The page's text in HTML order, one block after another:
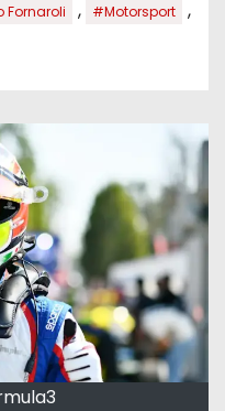
Fornaroli , #Motorsport ,